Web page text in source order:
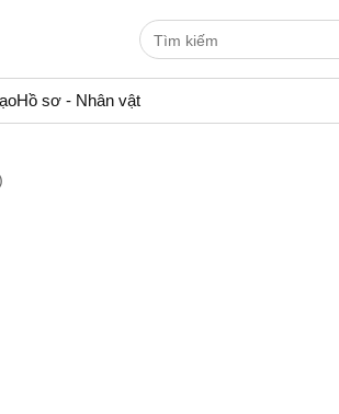
Hồ sơ - Nhân vật